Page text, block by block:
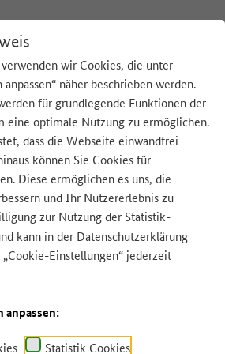
wir Cookies, die unter
näher beschrieben werden.
für grundlegende Funktionen der
eine optimale Nutzung zu ermöglichen.
dass die Webseite einwandfrei
können Sie Cookies für
Diese ermöglichen es uns, die
und Ihr Nutzererlebnis zu
zur Nutzung der Statistik-
kann in der Datenschutzerklärung
Einstellungen“ jederzeit
Statistik Cookies